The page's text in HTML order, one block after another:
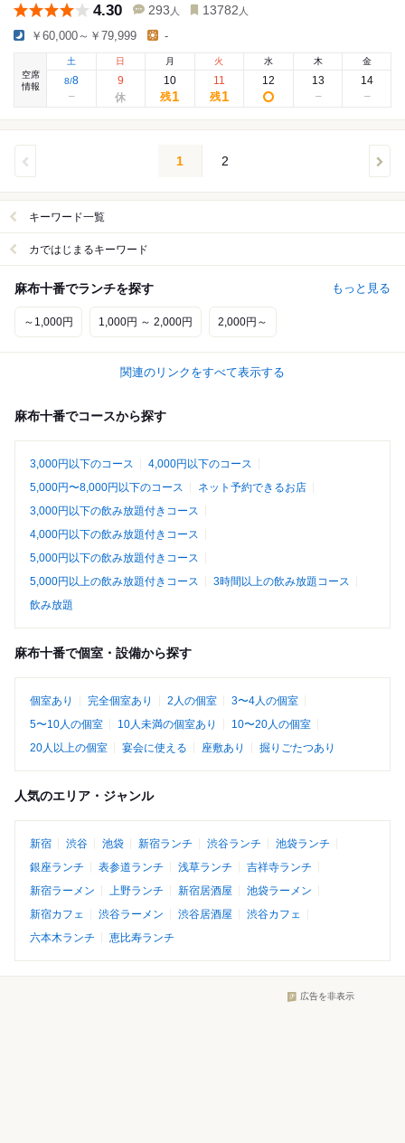
4.30 293 人 13782 人
￥60,000～￥79,999 -
空席
情報
土
8/8
日
9
月
10
残1
火
11
残1
水
12
木
13
金
14
1 2
キーワード一覧
カではじまるキーワード
麻布十番でランチを探す もっと見る
～1,000円 1,000円 ～ 2,000円 2,000円～
関連のリンクをすべて表示する
麻布十番でコースから探す
3,000円以下のコース
4,000円以下のコース
5,000円〜8,000円以下のコース
ネット予約できるお店
3,000円以下の飲み放題付きコース
4,000円以下の飲み放題付きコース
5,000円以下の飲み放題付きコース
5,000円以上の飲み放題付きコース
3時間以上の飲み放題コース
飲み放題
麻布十番で個室・設備から探す
個室あり 完全個室あり 2人の個室
3〜4人の個室
5〜10人の個室
10人未満の個室あり
10〜20人の個室
20人以上の個室
宴会に使える 座敷あり 掘りごたつあり
人気のエリア・ジャンル
新宿 渋谷 池袋 新宿ランチ 渋谷ランチ
池袋ランチ
銀座ランチ
表参道ランチ 浅草ランチ
吉祥寺ランチ
新宿ラーメン
上野ランチ 新宿居酒屋
池袋ラーメン
新宿カフェ
渋谷ラーメン 渋谷居酒屋
渋谷カフェ
六本木ランチ
恵比寿ランチ
広告を非表示